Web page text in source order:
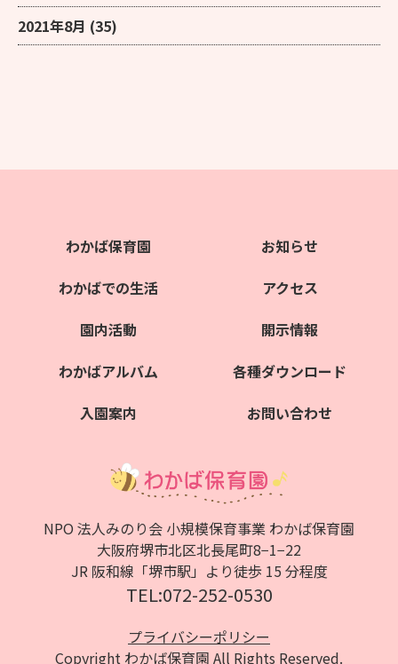
2021年8月 (35)
わかば保育園
わかばでの生活
園内活動
わかばアルバム
入園案内
お知らせ
アクセス
開示情報
各種ダウンロード
お問い合わせ
NPO 法人みのり会 小規模保育事業 わかば保育園
大阪府堺市北区北⻑尾町8−1−22
JR 阪和線「堺市駅」より徒歩 15 分程度
TEL:072-252-0530
プライバシーポリシー
Copyright わかば保育園 All Rights Reserved.